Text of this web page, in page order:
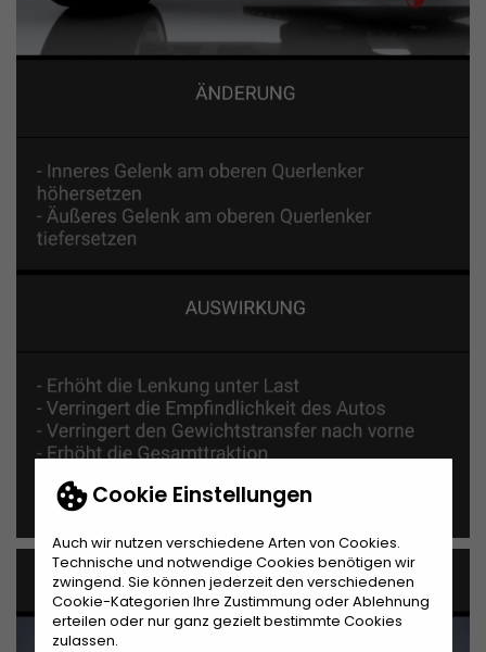
Cookie Einstellungen
Auch wir nutzen verschiedene Arten von Cookies.
Technische und notwendige Cookies benötigen wir
zwingend. Sie können jederzeit den verschiedenen
Cookie-Kategorien Ihre Zustimmung oder Ablehnung
erteilen oder nur ganz gezielt bestimmte Cookies
zulassen.